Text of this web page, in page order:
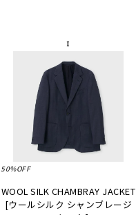
50%OFF
WOOL SILK CHAMBRAY JACKET
[ウールシルク シャンブレージ